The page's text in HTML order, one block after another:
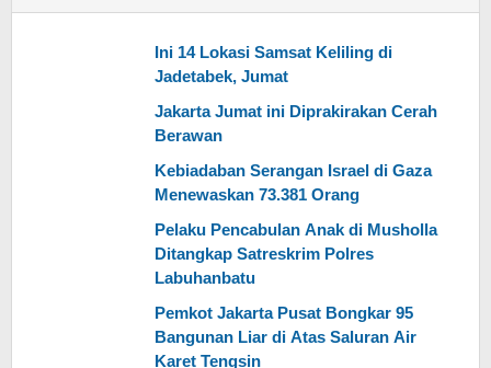
Ini 14 Lokasi Samsat Keliling di
Jadetabek, Jumat
Jakarta Jumat ini Diprakirakan Cerah
Berawan
Kebiadaban Serangan Israel di Gaza
Menewaskan 73.381 Orang
Pelaku Pencabulan Anak di Musholla
Ditangkap Satreskrim Polres
Labuhanbatu
Pemkot Jakarta Pusat Bongkar 95
Bangunan Liar di Atas Saluran Air
Karet Tengsin